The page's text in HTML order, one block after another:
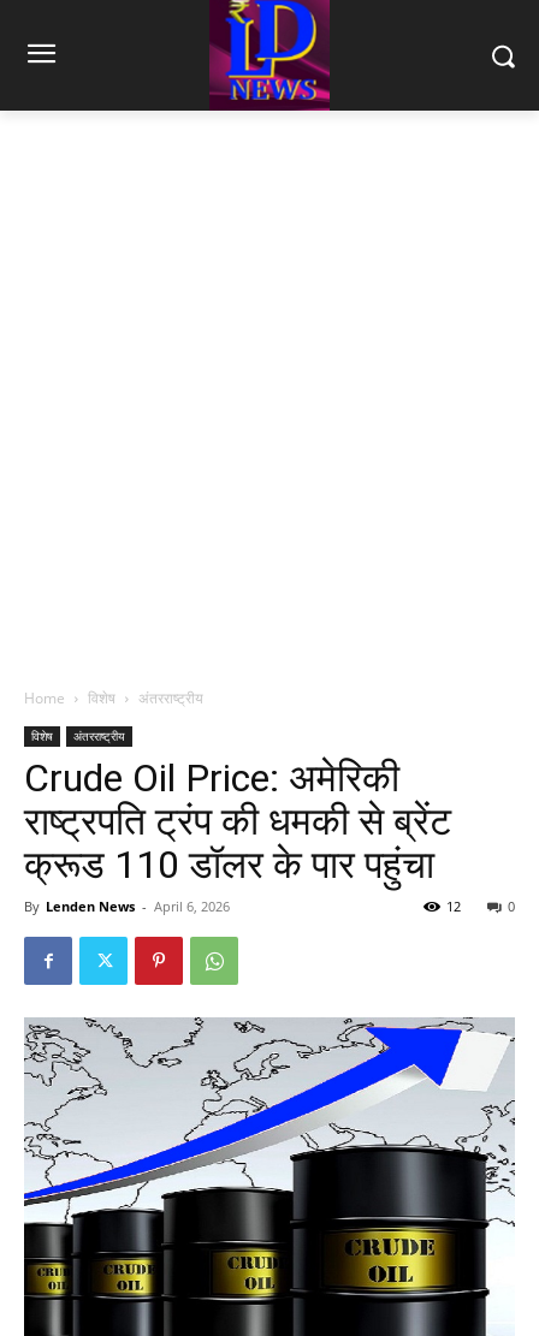
Home विशेष अंतरराष्ट्रीय
विशेष अंतरराष्ट्रीय
Crude Oil Price: अमेरिकी
राष्ट्रपति ट्रंप की धमकी से ब्रेंट
क्रूड 110 डॉलर के पार पहुंचा
By Lenden News - April 6, 2026 0
12